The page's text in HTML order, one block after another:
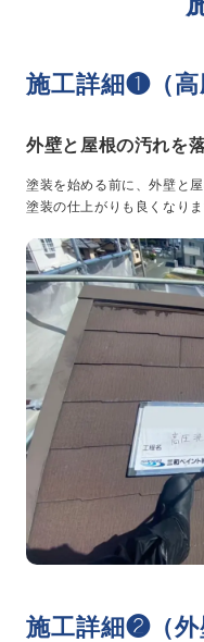
施工詳細❶（高
外壁と屋根の汚れを
塗装を始める前に、外壁と
塗装の仕上がりも良くなりま
施工詳細❷（外